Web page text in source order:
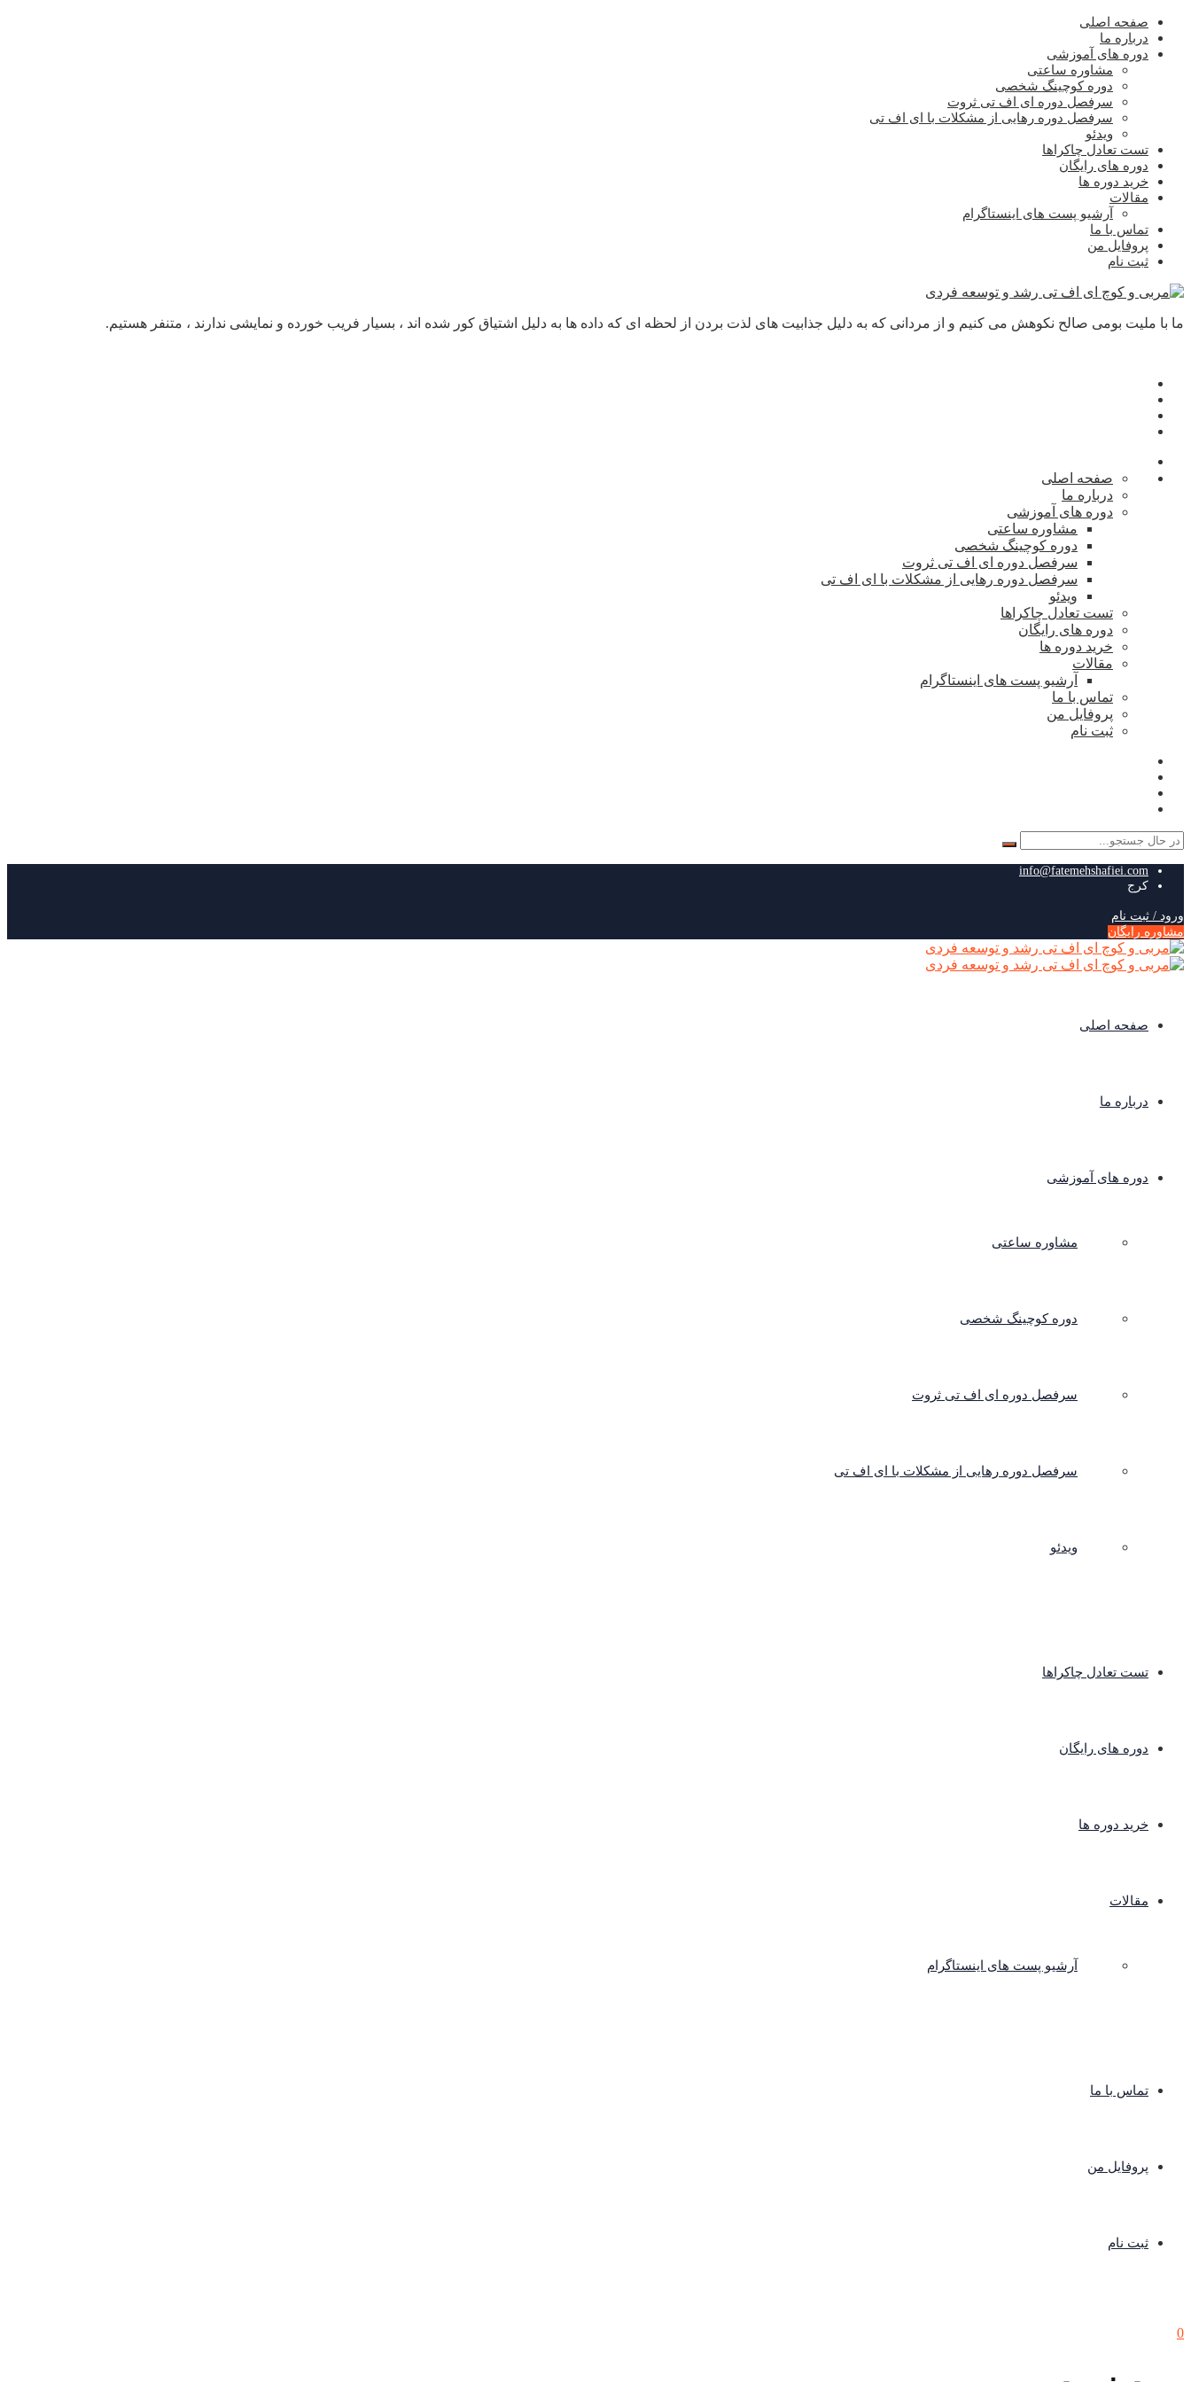
صفحه اصلی
درباره ما
دوره های آموزشی
مشاوره ساعتی
دوره کوچینگ شخصی
سرفصل دوره ای اف تی ثروت
سرفصل دوره رهایی از مشکلات با ای اف تی
ویدئو
تست تعادل چاکراها
دوره های رایگان
خرید دوره ها
مقالات
آرشیو پست های اینستاگرام
تماس با ما
پروفایل من
ثبت نام
ما با ملیت بومی صالح نکوهش می کنیم و از مردانی که به دلیل جذابیت های لذت بردن از لحظه ای که داده ها به دلیل اشتیاق کور شده اند ، بسیار فریب خورده و نمایشی ندارند ، متنفر هستیم.
صفحه اصلی
درباره ما
دوره های آموزشی
مشاوره ساعتی
دوره کوچینگ شخصی
سرفصل دوره ای اف تی ثروت
سرفصل دوره رهایی از مشکلات با ای اف تی
ویدئو
تست تعادل چاکراها
دوره های رایگان
خرید دوره ها
مقالات
آرشیو پست های اینستاگرام
تماس با ما
پروفایل من
ثبت نام
جستجو
info@fatemehshafiei.com
کرج
ورود / ثبت نام
مشاوره رایگان
صفحه اصلی
درباره ما
دوره های آموزشی
مشاوره ساعتی
دوره کوچینگ شخصی
سرفصل دوره ای اف تی ثروت
سرفصل دوره رهایی از مشکلات با ای اف تی
ویدئو
تست تعادل چاکراها
دوره های رایگان
خرید دوره ها
مقالات
آرشیو پست های اینستاگرام
تماس با ما
پروفایل من
ثبت نام
0